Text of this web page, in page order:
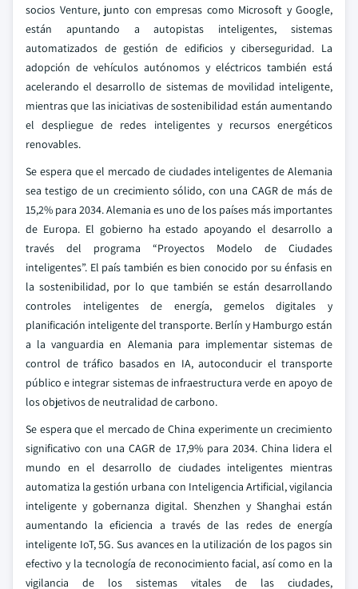
socios Venture, junto con empresas como Microsoft y Google,
están apuntando a autopistas inteligentes, sistemas
automatizados de gestión de edificios y ciberseguridad. La
adopción de vehículos autónomos y eléctricos también está
acelerando el desarrollo de sistemas de movilidad inteligente,
mientras que las iniciativas de sostenibilidad están aumentando
el despliegue de redes inteligentes y recursos energéticos
renovables.
Se espera que el mercado de ciudades inteligentes de Alemania
sea testigo de un crecimiento sólido, con una CAGR de más de
15,2% para 2034. Alemania es uno de los países más importantes
de Europa. El gobierno ha estado apoyando el desarrollo a
través del programa “Proyectos Modelo de Ciudades
inteligentes”. El país también es bien conocido por su énfasis en
la sostenibilidad, por lo que también se están desarrollando
controles inteligentes de energía, gemelos digitales y
planificación inteligente del transporte. Berlín y Hamburgo están
a la vanguardia en Alemania para implementar sistemas de
control de tráfico basados en IA, autoconducir el transporte
público e integrar sistemas de infraestructura verde en apoyo de
los objetivos de neutralidad de carbono.
Se espera que el mercado de China experimente un crecimiento
significativo con una CAGR de 17,9% para 2034. China lidera el
mundo en el desarrollo de ciudades inteligentes mientras
automatiza la gestión urbana con Inteligencia Artificial, vigilancia
inteligente y gobernanza digital. Shenzhen y Shanghai están
aumentando la eficiencia a través de las redes de energía
inteligente IoT, 5G. Sus avances en la utilización de los pagos sin
efectivo y la tecnología de reconocimiento facial, así como en la
vigilancia de los sistemas vitales de las ciudades,